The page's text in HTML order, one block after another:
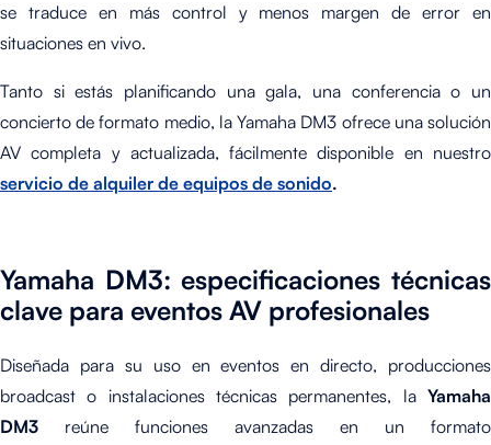
se traduce en más control y menos margen de error en
situaciones en vivo.
Tanto si estás planificando una gala, una conferencia o un
concierto de formato medio, la Yamaha DM3 ofrece una solución
AV completa y actualizada, fácilmente disponible en nuestro
servicio de alquiler de equipos de sonido.
Yamaha DM3: especificaciones técnicas
clave para eventos AV profesionales
Diseñada para su uso en eventos en directo, producciones
broadcast o instalaciones técnicas permanentes, la Yamaha
DM3 reúne funciones avanzadas en un formato